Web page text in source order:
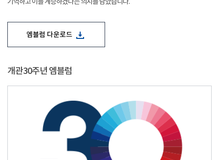
기억하고 이를 계승하겠다는 의지를 담았습니다.
엠블럼 다운로드
개관30주년 엠블럼